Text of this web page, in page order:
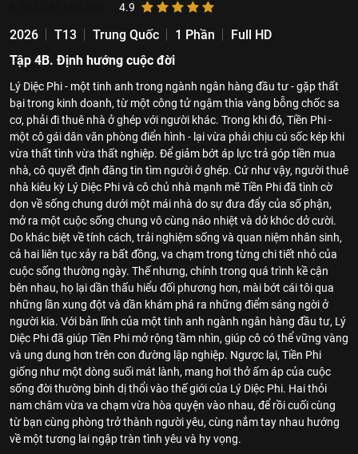
4.9
2026 T13 Trung Quốc 1 Phần
Full HD
Tập 4B. Định hướng cuộc đời
Lý Diệc Phi - một tinh anh trong ngành ngân hàng đầu tư - gặp thất
bại trong kinh doanh, từ một công tử ngậm thìa vàng bỗng chốc sa
cơ, phải đi thuê nhà ở ghép với người khác. Trong khi đó, Tiền Phi -
một cô gái dân văn phòng điển hình - lại vừa phải chịu cú sốc kép khi
vừa thất tình vừa thất nghiệp. Để giảm bớt áp lực trả góp tiền mua
nhà, cô quyết định đăng tin tìm người ở ghép. Cứ như vậy, người thuê
nhà kiêu kỳ Lý Diệc Phi và cô chủ nhà mạnh mẽ Tiền Phi đã tình cờ
dọn về sống chung dưới một mái nhà do sự đưa đẩy của số phận,
mở ra một cuộc sống chung vô cùng náo nhiệt và dở khóc dở cười.
Do khác biệt về tính cách, trải nghiệm sống và quan niệm nhân sinh,
cả hai liên tục xảy ra bất đồng, va chạm trong từng chi tiết nhỏ của
cuộc sống thường ngày. Thế nhưng, chính trong quá trình kề cận
bên nhau, họ lại dần thấu hiểu đối phương hơn, mài bớt cái tôi qua
những lần xung đột và dần khám phá ra những điểm sáng ngời ở
người kia. Với bản lĩnh của một tinh anh ngành ngân hàng đầu tư, Lý
Diệc Phi đã giúp Tiền Phi mở rộng tầm nhìn, giúp cô có thể vững vàng
và ung dung hơn trên con đường lập nghiệp. Ngược lại, Tiền Phi
giống như một dòng suối mát lành, mang hơi thở ấm áp của cuộc
sống đời thường bình dị thổi vào thế giới của Lý Diệc Phi. Hai thỏi
nam châm vừa va chạm vừa hòa quyện vào nhau, để rồi cuối cùng
từ bạn cùng phòng trở thành người yêu, cùng nắm tay nhau hướng
về một tương lai ngập tràn tình yêu và hy vọng.